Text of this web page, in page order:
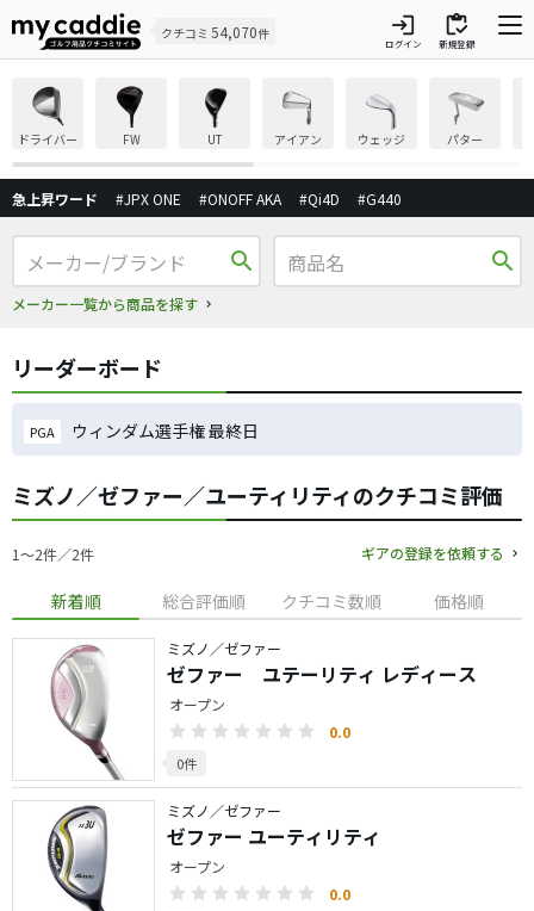
クチコミ 54,070件 login
ログイン
inventory
新規登録
ドライバー FW UT アイアン ウェッジ パター
急上昇ワード #JPX ONE #ONOFF AKA #Qi4D #G440
search
メーカー一覧から商品を探す
search
リーダーボード
PGA ウィンダム選手権 最終日
ミズノ／ゼファー／ユーティリティのクチコミ評価
1〜2件／2件 ギアの登録を依頼する
新着順 総合評価順 クチコミ数順 価格順
ミズノ／ゼファー
ゼファー ユテーリティ レディース
オープン
0.0
0件
ミズノ／ゼファー
ゼファー ユーティリティ
オープン
0.0